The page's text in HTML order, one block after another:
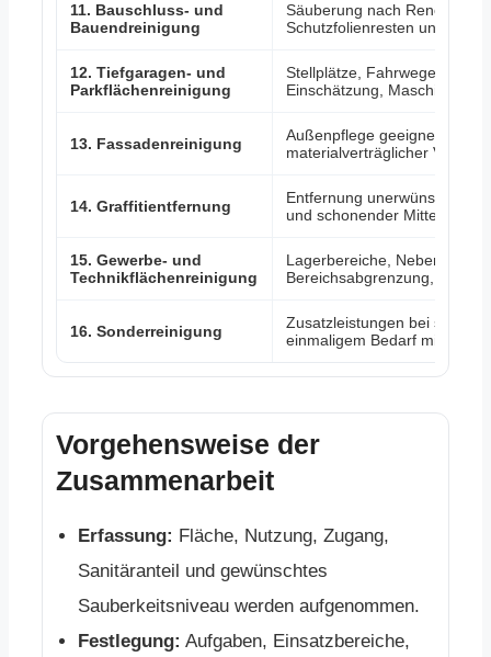
11. Bauschluss- und
Bauendreinigung
Säuberung nach
Schutzfolienresten und
12. Tiefgaragen- und
Parkflächenreinigung
Stellplätze, Fahrwege,
Einschätzung,
13. Fassadenreinigung
Außenpflege geeigneter
materialverträglicher
14. Graffitientfernung
Entfernung unerwünschter
und schonender
15. Gewerbe- und
Technikflächenreinigung
Lagerbereiche,
Bereichsabgrenzung,
16. Sonderreinigung
Zusatzleistungen bei
einmaligem Bedarf mit
Vorgehensweise der
Zusammenarbeit
Erfassung: Fläche, Nutzung, Zugang,
Sanitäranteil und gewünschtes
Sauberkeitsniveau werden aufgenommen.
Festlegung: Aufgaben, Einsatzbereiche,